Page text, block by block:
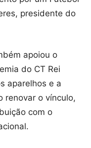
presidente do
apoiou o
do CT Rei
aparelhos e a
renovar o vínculo,
com o